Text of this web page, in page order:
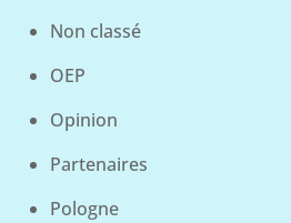
Non classé
OEP
Opinion
Partenaires
Pologne